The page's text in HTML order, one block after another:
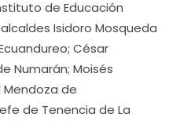
de Educación
Isidoro Mosqueda
César
Numarán; Moisés
Mendoza de
de Tenencia de La